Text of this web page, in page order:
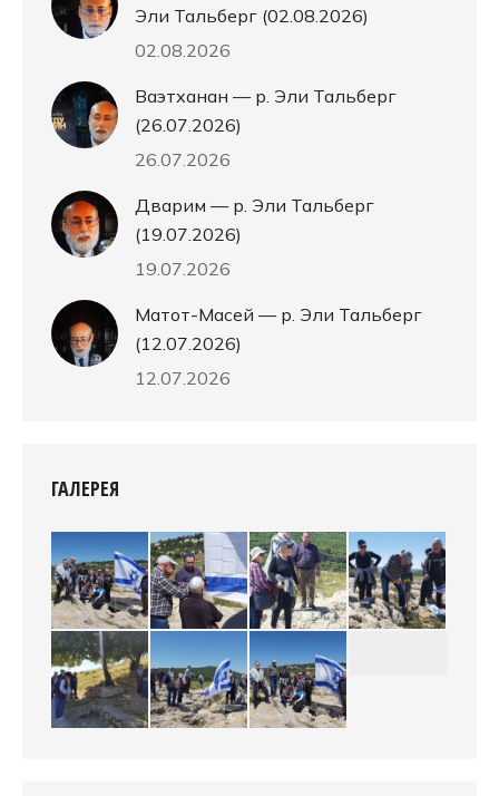
Эли Тальберг (02.08.2026)
02.08.2026
Ваэтханан — р. Эли Тальберг
(26.07.2026)
26.07.2026
Дварим — р. Эли Тальберг
(19.07.2026)
19.07.2026
Матот-Масей — р. Эли Тальберг
(12.07.2026)
12.07.2026
ГАЛЕРЕЯ